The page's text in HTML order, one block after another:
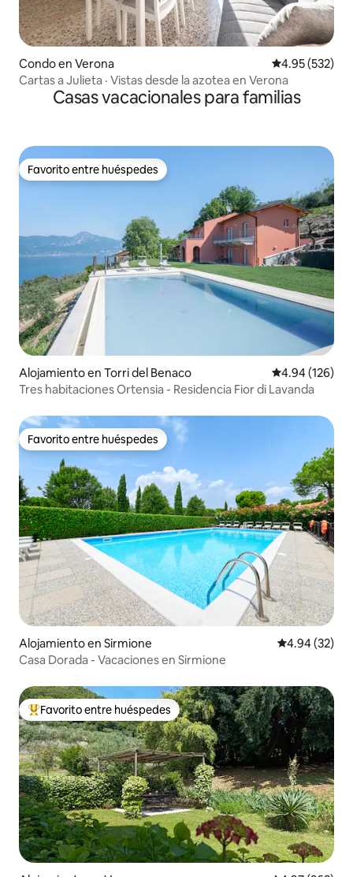
Condo en Verona Calificación
4.95 (532)
Cartas a Julieta · Vistas desde la azotea en Verona
Casas vacacionales para familias
Favorito entre huéspedes
Favorito entre huéspedes
Alojamiento en Torri del Benaco Calificación
4.94 (126)
Tres habitaciones Ortensia - Residencia Fior di Lavanda
Favorito entre huéspedes
Favorito entre huéspedes
Alojamiento en Sirmione Calificación
4.94 (32)
Casa Dorada - Vacaciones en Sirmione
Favorito entre huéspedes preferido
Favorito entre huéspedes